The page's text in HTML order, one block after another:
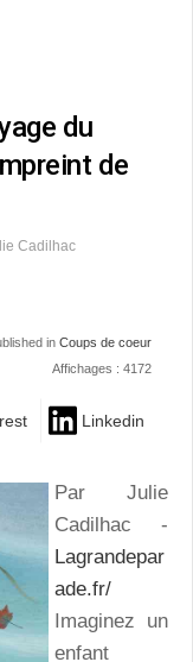
du
de
Cadilhac
in Coups de coeur
Affichages : 4172
Linkedin
Par Julie
Cadilhac -
Lagrandepar
ade.fr/
Imaginez un
enfant